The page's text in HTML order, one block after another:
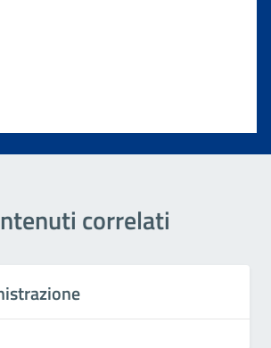
correlati